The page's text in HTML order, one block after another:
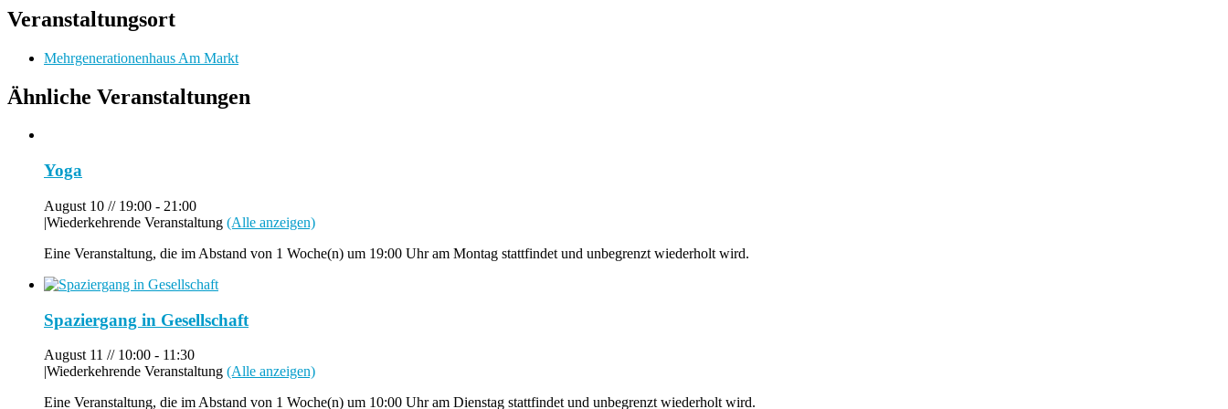
Veranstaltungsort
Mehrgenerationenhaus Am Markt
Ähnliche Veranstaltungen
Yoga
August 10 // 19:00 - 21:00
|Wiederkehrende Veranstaltung (Alle anzeigen)
Eine Veranstaltung, die im Abstand von 1 Woche(n) um 19:00 Uhr am Montag stattfindet und unbegrenzt wiederholt wird.
Spaziergang in Gesellschaft
August 11 // 10:00 - 11:30
|Wiederkehrende Veranstaltung (Alle anzeigen)
Eine Veranstaltung, die im Abstand von 1 Woche(n) um 10:00 Uhr am Dienstag stattfindet und unbegrenzt wiederholt wird.